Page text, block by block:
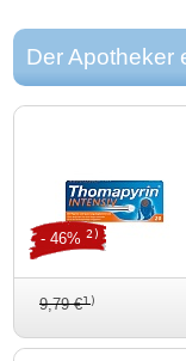
Der Apotheker
9,79 €1)
- 46% 2)